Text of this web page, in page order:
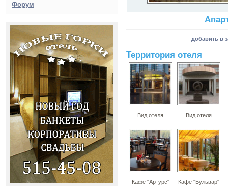
Форум
добавить в
Территория отеля
Вид отеля Вид отеля
Кафе "Артурс" Кафе "Бульвар"